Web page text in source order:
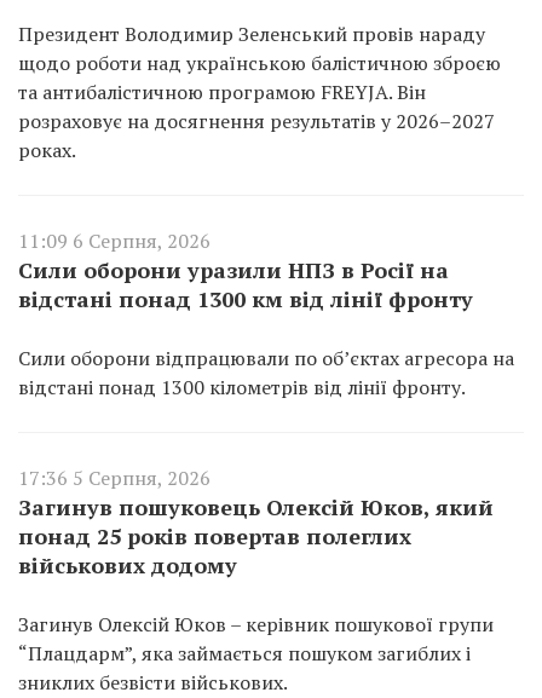
Президент Володимир Зеленський провів нараду
щодо роботи над українською балістичною зброєю
та антибалістичною програмою FREYJA. Він
розраховує на досягнення результатів у 2026–2027
роках.
11:09 6 Серпня, 2026
Сили оборони уразили НПЗ в Росії на
відстані понад 1300 км від лінії фронту
Сили оборони відпрацювали по об’єктах агресора на
відстані понад 1300 кілометрів від лінії фронту.
17:36 5 Серпня, 2026
Загинув пошуковець Олексій Юков, який
понад 25 років повертав полеглих
військових додому
Загинув Олексій Юков – керівник пошукової групи
“Плацдарм”, яка займається пошуком загиблих і
зниклих безвісти військових.